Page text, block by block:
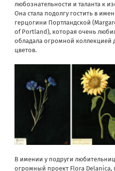
любознательности и таланта к
Она стала подолгу гостить в
герцогини Портландской
of Portland), которая очень
обладала огромной коллекцией
цветов.
В имении у подруги
огромный проект Flora Delanica,